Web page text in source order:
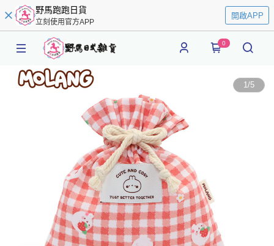
野馬跑跑日貨
立刻使用官方APP
開啟APP
0
1/5